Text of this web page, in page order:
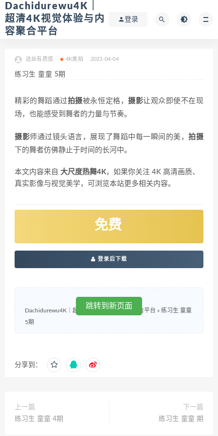
Dachidurewu4K｜
超清4K视觉体验与内
容聚合平台
登录
这丝有质感 4K美拍 2023-04-04
练习生 童童 5期
精彩的舞蹈通过拍摄被永恒定格，摄影让观众即使不在现
场，也能感受到舞者的力量与节奏。
摄影师通过镜头语言，展现了舞蹈中每一瞬间的美，拍摄
下的舞者仿佛静止于时间的长河中。
本文内容来自 大尺度热舞4K，如果你关注 4K 高清画质、
真实影像与视觉美学，可浏览本站更多相关内容。
免费
登录后下载
Dachidurewu4K｜超清4K视觉体验与内容聚合平台 » 练习生 童童
5期
分享到：
上一篇
练习生 童童 4期
下一篇
练习生 童童 期
跳转到新页面